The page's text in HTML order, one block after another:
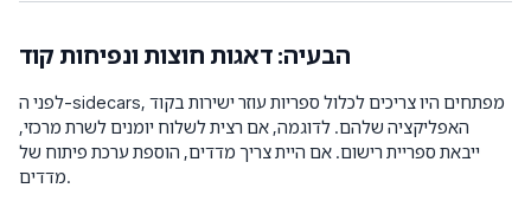
הבעיה: דאגות חוצות ונפיחות קוד
לפני ה-sidecars, מפתחים היו צריכים לכלול ספריות עוזר ישירות בקוד
האפליקציה שלהם. לדוגמה, אם רצית לשלוח יומנים לשרת מרכזי,
ייבאת ספריית רישום. אם היית צריך מדדים, הוספת ערכת פיתוח של
מדדים.